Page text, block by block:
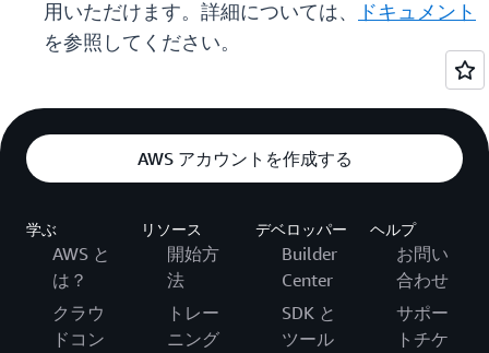
用いただけます。詳細については、
ドキュメント
を参照してください。
AWS アカウントを作成する
学ぶ
AWS と
は？
クラウ
ドコン
リソース
開始方
法
トレー
ニング
デベロッパー
Builder
Center
SDK と
ツール
ヘルプ
お問い
合わせ
サポー
トチケ